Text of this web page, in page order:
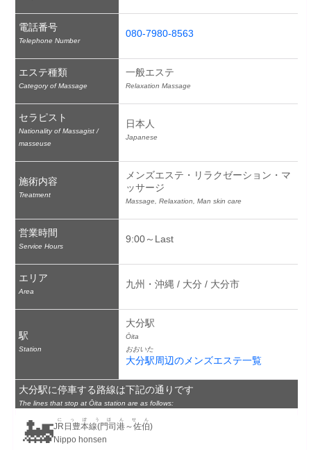
電話番号
Telephone Number
080-7980-8563
エステ種類
Category of Massage
一般エステ
Relaxation Massage
セラピスト
Nationality of Massagist /
masseuse
日本人
Japanese
施術内容
Treatment
メンズエステ・リラクゼーション・マ
ッサージ
Massage, Relaxation, Man skin care
営業時間
Service Hours
9:00～Last
エリア
Area
九州・沖縄 / 大分 / 大分市
駅
Station
大分駅
Ōita
おおいた
大分駅周辺のメンズエステ一覧
大分駅に停車する路線は下記の通りです
The lines that stop at Ōita station are as follows:
🚂JR日豊本線(門司港～佐伯)
にっぽうほんせん
Nippo honsen